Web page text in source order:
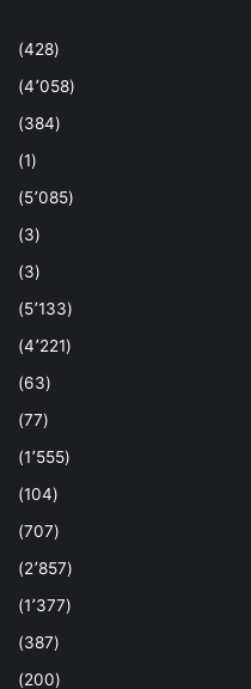
(428)
(4٬058)
(384)
(1)
(5٬085)
(3)
(3)
(5٬133)
(4٬221)
(63)
(77)
(1٬555)
(104)
(707)
(2٬857)
(1٬377)
(387)
(200)